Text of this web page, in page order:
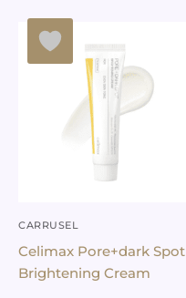
CARRUSEL
Celimax Pore+dark Spot
Brightening Cream